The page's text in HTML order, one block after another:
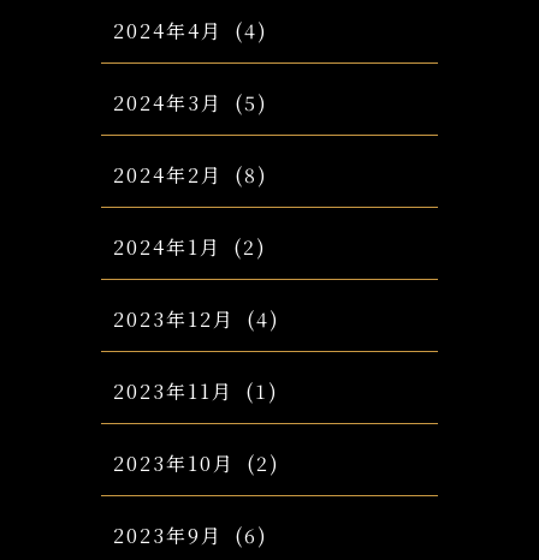
2024年4月 (4)
2024年3月 (5)
2024年2月 (8)
2024年1月 (2)
2023年12月 (4)
2023年11月 (1)
2023年10月 (2)
2023年9月 (6)